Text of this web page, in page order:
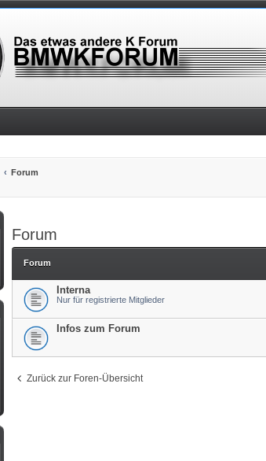
Forum
Forum
Forum
Interna
Nur für registrierte Mitglieder
Infos zum Forum
Zurück zur Foren-Übersicht